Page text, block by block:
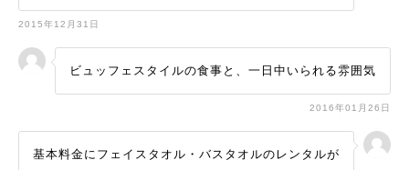
2015年12月31日
ビュッフェスタイルの食事と、一日中いられる雰囲気
2016年01月26日
基本料金にフェイスタオル・バスタオルのレンタルが